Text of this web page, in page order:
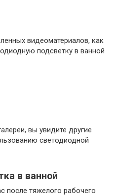
видеоматериалов, как
подсветку в ванной
вы увидите другие
светодиодной
в ванной
после тяжелого рабочего